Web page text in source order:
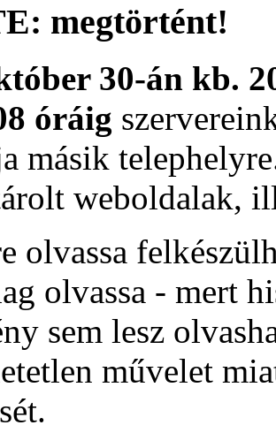
megtörtént!
30-án kb.
óráig
másik
weboldalak,
olvassa
olvassa - mert
sem lesz
művelet